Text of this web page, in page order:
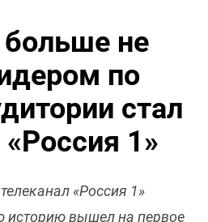
не
по
стал
1»
«Россия 1»
историю вышел на первое